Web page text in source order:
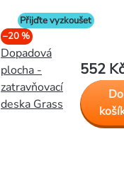
Přijďte vyzkoušet
–20 %
Dopadová
plocha -
zatravňovací
deska Grass
552 Kč
Do